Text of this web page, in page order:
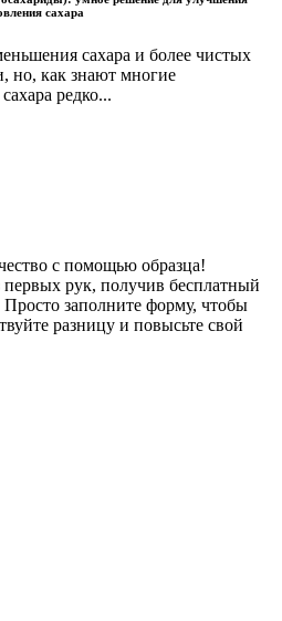
сахара
сахара и более чистых
но, как знают многие
редко...
с помощью образца!
рук, получив бесплатный
заполните форму, чтобы
разницу и повысьте свой